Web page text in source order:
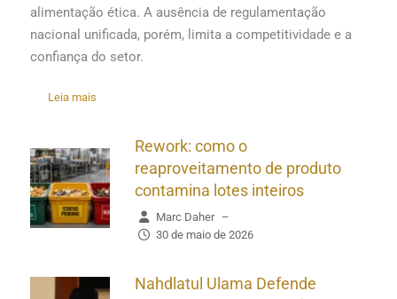
alimentação ética. A ausência de regulamentação
nacional unificada, porém, limita a competitividade e a
confiança do setor.
Leia mais
Rework: como o
reaproveitamento de produto
contamina lotes inteiros
Marc Daher –
30 de maio de 2026
Nahdlatul Ulama Defende